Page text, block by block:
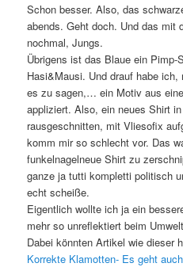
Schon besser. Also, das
abends. Geht doch. Und das mit
nochmal, Jungs.
Übrigens ist das Blaue ein
Hasi&Mausi. Und drauf habe
es zu sagen,… ein Motiv aus
appliziert. Also, ein neues Shirt
rausgeschnitten, mit Vliesofix
komm mir so schlecht vor. Das
funkelnagelneue Shirt zu
ganze ja tutti kompletti politisch
echt scheiße.
Eigentlich wollte ich ja ein
mehr so unreflektiert beim
Dabei könnten Artikel wie dieser
Korrekte Klamotten- Es geht